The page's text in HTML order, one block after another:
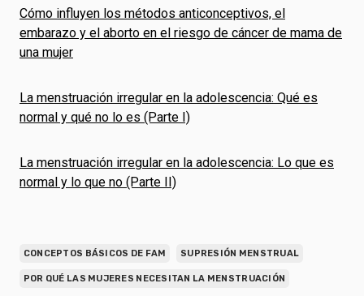
Cómo influyen los métodos anticonceptivos, el
embarazo y el aborto en el riesgo de cáncer de mama de
una mujer
La menstruación irregular en la adolescencia: Qué es
normal y qué no lo es (Parte I)
La menstruación irregular en la adolescencia: Lo que es
normal y lo que no (Parte II)
CONCEPTOS BÁSICOS DE FAM SUPRESIÓN MENSTRUAL
POR QUÉ LAS MUJERES NECESITAN LA MENSTRUACIÓN